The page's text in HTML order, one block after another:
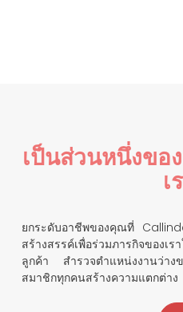
เป็นส่วนหนึ่งขอ
เ
ยกระดับอาชีพของคุณที่
สร้างสรรค์เพื่อร่วมภารกิจของเ
ลูกค้า สำรวจตำแหน่งงานว่าง
สมาชิกทุกคนสร้างความแตกต่าง